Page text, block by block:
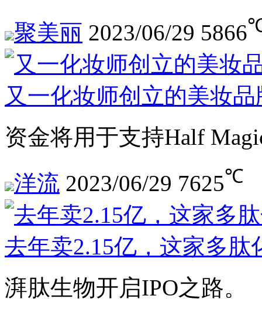
聚美丽 2023/06/29 5866
又一化妆师创立的美妆
资金将用于支持Half
洋流 2023/06/29 7625℃
去年卖2.15亿，这家多肽
湃肽生物开启IPO之路。